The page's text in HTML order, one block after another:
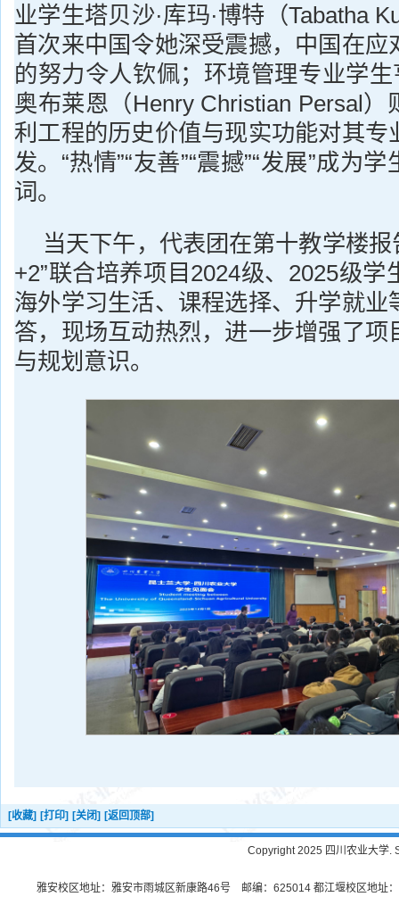
业学生塔贝沙·库玛·博特（Tabatha
首次来中国令她深受震撼，中国在应
的努力令人钦佩；环境管理专业学生
奥布莱恩（Henry Christian Persal）
利工程的历史价值与现实功能对其专
发。“热情”“友善”“震撼”“发展”成为
词。
当天下午，代表团在第十教学楼报
+2”联合培养项目2024级、2025级学
海外学习生活、课程选择、升学就业
答，现场互动热烈，进一步增强了项
与规划意识。
[收藏] [打印] [关闭] [返回顶部]
Copyright 2025 四川农业大学.
雅安校区地址：雅安市雨城区新康路46号 邮编：625014 都江堰校区地址